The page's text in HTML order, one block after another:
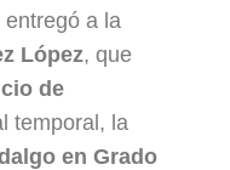
entregó a la
López, que
de
temporal, la
en Grado